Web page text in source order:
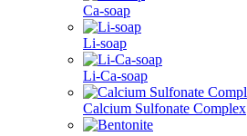
Ca-soap
Li-soap
Li-Ca-soap
Calcium Sulfonate Complex